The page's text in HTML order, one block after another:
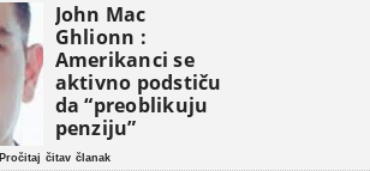
John Mac
Ghlionn :
Amerikanci se
aktivno podstiču
da “preoblikuju
penziju”
Pročitaj čitav članak